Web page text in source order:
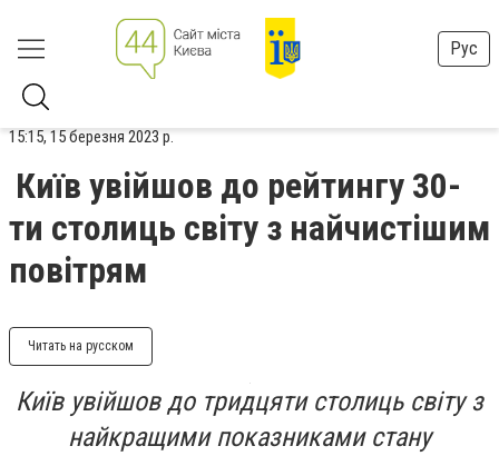
Рус
15:15, 15 березня 2023 р.
Київ увійшов до рейтингу 30-
ти столиць світу з найчистішим
повітрям
Читать на русском
Київ увійшов до тридцяти столиць світу з
найкращими показниками стану